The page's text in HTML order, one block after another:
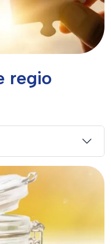
regio